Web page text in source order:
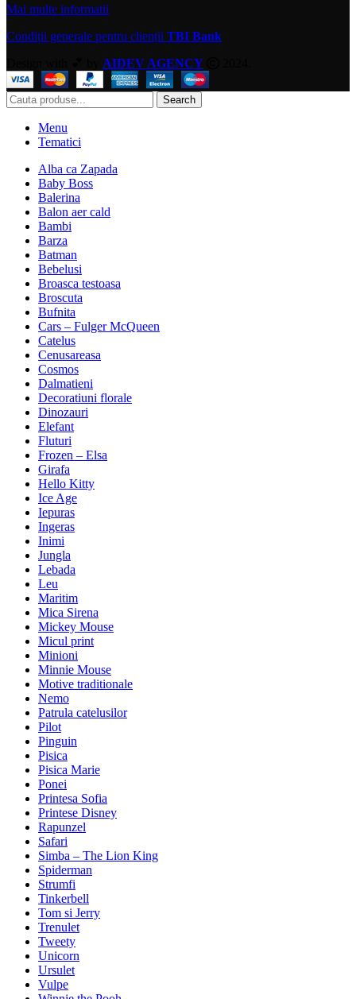
Mai multe informatii
Condiții generale pentru clienții TBI Bank
AIDEV AGENCY
Search
Menu
Tematici
Alba ca Zapada
Baby Boss
Balerina
Balon aer cald
Bambi
Barza
Batman
Bebelusi
Broasca testoasa
Broscuta
Bufnita
Cars – Fulger McQueen
Catelus
Cenusareasa
Cosmos
Dalmatieni
Decoratiuni florale
Dinozauri
Elefant
Fluturi
Frozen – Elsa
Girafa
Hello Kitty
Ice Age
Iepuras
Ingeras
Inimi
Jungla
Lebada
Leu
Maritim
Mica Sirena
Mickey Mouse
Micul print
Minioni
Minnie Mouse
Motive traditionale
Nemo
Patrula catelusilor
Pilot
Pinguin
Pisica
Pisica Marie
Ponei
Printesa Sofia
Printese Disney
Rapunzel
Safari
Simba – The Lion King
Spiderman
Strumfi
Tinkerbell
Tom si Jerry
Trenulet
Tweety
Unicorn
Ursulet
Vulpe